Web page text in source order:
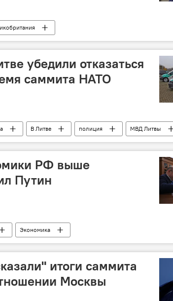
убедили отказаться
саммита НАТО
В Литве полиция МВД Литвы
РФ выше
Путин
Экономика
итоги саммита
Москвы